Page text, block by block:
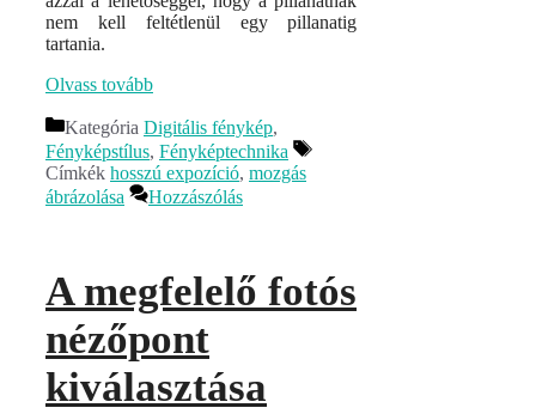
nem kell feltétlenül egy pillanatig
tartania.
Olvass tovább
Kategória Digitális fénykép,
Fényképstílus, Fényképtechnika
Címkék hosszú expozíció, mozgás
ábrázolása
Hozzászólás
A megfelelő fotós
nézőpont
kiválasztása